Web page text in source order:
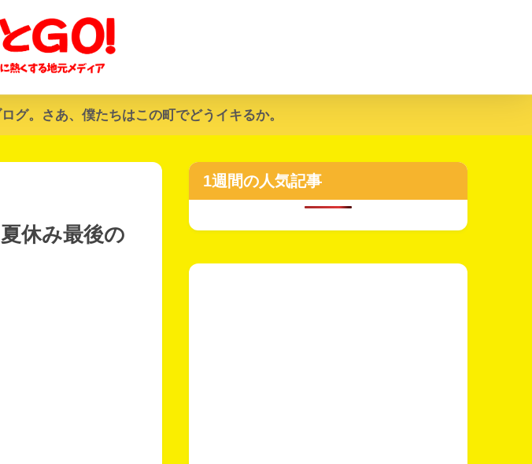
グ。さあ、僕たちはこの町でどうイキるか。
休み最後の
1週間の人気記事